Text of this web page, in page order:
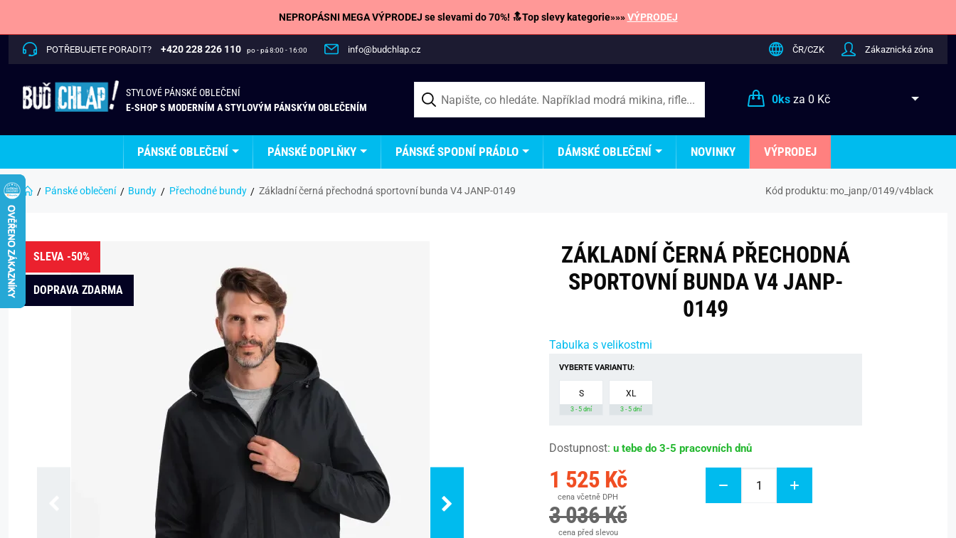
NEPROPÁSNI MEGA VÝPRODEJ se slevami do 70%! 🔝Top slevy kategorie»»»VÝPRODEJ
POTŘEBUJETE PORADIT? +420 228 226 110 po - pá 8:00 - 16:00 info@budchlap.cz ČR/CZK Zákaznická zóna
STYLOVÉ PÁNSKÉ OBLEČENÍ
E-SHOP S MODERNÍM A STYLOVÝM PÁNSKÝM OBLEČENÍM
0ksza 0 Kč
PÁNSKÉ OBLEČENÍ PÁNSKÉ DOPLŇKY PÁNSKÉ SPODNÍ PRÁDLO DÁMSKÉ OBLEČENÍ NOVINKY VÝPRODEJ
Pánské oblečení Bundy Přechodné bundy Základní černá přechodná sportovní bunda V4 JANP-0149 Kód produktu: mo_janp/0149/v4black
SLEVA -50%
DOPRAVA ZDARMA
ZÁKLADNÍ ČERNÁ PŘECHODNÁ
SPORTOVNÍ BUNDA V4 JANP-
0149
Tabulka s velikostmi
VYBERTE VARIANTU:
S
3 - 5 dní
XL
3 - 5 dní
Dostupnost: u tebe do 3-5 pracovních dnů
1 525 Kč
cena včetně DPH
3 036 Kč
cena před slevou